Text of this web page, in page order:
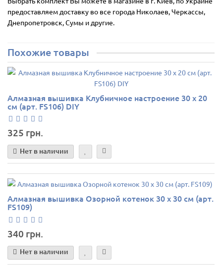
предоставляем доставку во все города Николаев, Черкассы,
Днепропетровск, Сумы и другие.
Похожие товары
Алмазная вышивка Клубничное настроение 30 х 20
см (арт. FS106) DIY
325 грн.
Нет в наличии
Алмазная вышивка Озорной котенок 30 х 30 см (арт.
FS109)
340 грн.
Нет в наличии